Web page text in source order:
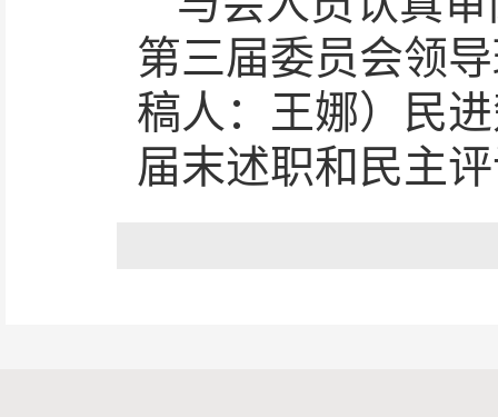
第三届委员会领
稿人：王娜）民
届末述职和民主